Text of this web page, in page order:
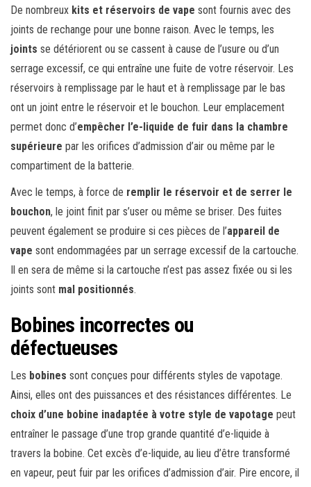
De nombreux kits et réservoirs de vape sont fournis avec des
joints de rechange pour une bonne raison. Avec le temps, les
joints se détériorent ou se cassent à cause de l’usure ou d’un
serrage excessif, ce qui entraîne une fuite de votre réservoir. Les
réservoirs à remplissage par le haut et à remplissage par le bas
ont un joint entre le réservoir et le bouchon. Leur emplacement
permet donc d’empêcher l’e-liquide de fuir dans la chambre
supérieure par les orifices d’admission d’air ou même par le
compartiment de la batterie.
Avec le temps, à force de remplir le réservoir et de serrer le
bouchon, le joint finit par s’user ou même se briser. Des fuites
peuvent également se produire si ces pièces de l’appareil de
vape sont endommagées par un serrage excessif de la cartouche.
Il en sera de même si la cartouche n’est pas assez fixée ou si les
joints sont mal positionnés.
Bobines incorrectes ou
défectueuses
Les bobines sont conçues pour différents styles de vapotage.
Ainsi, elles ont des puissances et des résistances différentes. Le
choix d’une bobine inadaptée à votre style de vapotage peut
entraîner le passage d’une trop grande quantité d’e-liquide à
travers la bobine. Cet excès d’e-liquide, au lieu d’être transformé
en vapeur, peut fuir par les orifices d’admission d’air. Pire encore, il